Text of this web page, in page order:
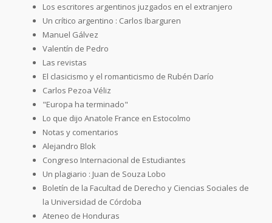
Los escritores argentinos juzgados en el extranjero
Un crítico argentino : Carlos Ibarguren
Manuel Gálvez
Valentín de Pedro
Las revistas
El clasicismo y el romanticismo de Rubén Darío
Carlos Pezoa Véliz
"Europa ha terminado"
Lo que dijo Anatole France en Estocolmo
Notas y comentarios
Alejandro Blok
Congreso Internacional de Estudiantes
Un plagiario : Juan de Souza Lobo
Boletín de la Facultad de Derecho y Ciencias Sociales de
la Universidad de Córdoba
Ateneo de Honduras